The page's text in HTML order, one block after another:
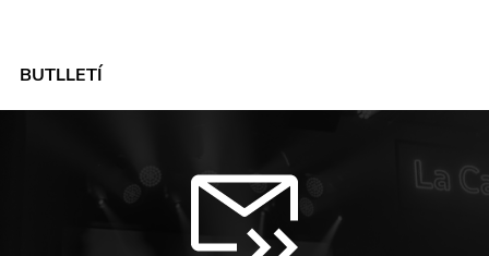
BUTLLETÍ